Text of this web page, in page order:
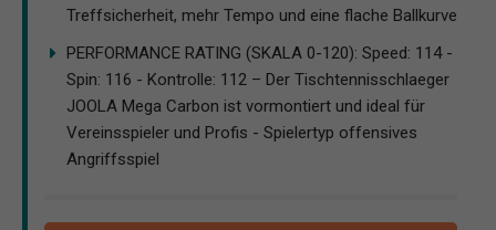
Treffsicherheit, mehr Tempo und eine flache Ballkurve
PERFORMANCE RATING (SKALA 0-120): Speed: 114 -
Spin: 116 - Kontrolle: 112 – Der Tischtennisschlaeger
JOOLA Mega Carbon ist vormontiert und ideal für
Vereinsspieler und Profis - Spielertyp offensives
Angriffsspiel